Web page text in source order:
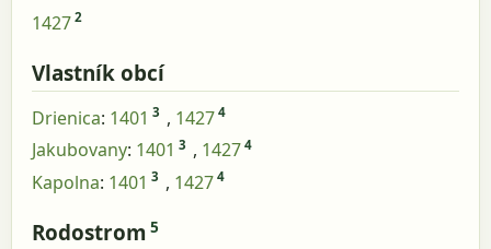
1427 2
Vlastník obcí
Drienica: 1401 3 , 1427 4
Jakubovany: 1401 3 , 1427 4
Kapolna: 1401 3 , 1427 4
Rodostrom 5